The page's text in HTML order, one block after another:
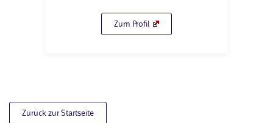
Zum Profil
Zurück zur Startseite